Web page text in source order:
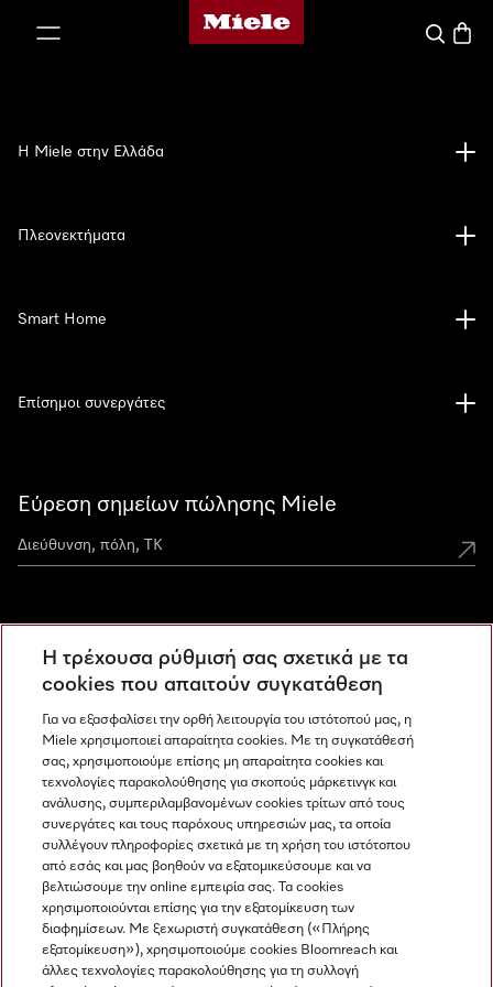
Αρχική σελίδα της Miele
Εύρεση σημείων πώλησης Miele
Ανακαλύψτε τα Miele Experience Center
Newsletter
Η Miele στην Ελλάδα
Πλεονεκτήματα
Smart Home
Επίσημοι συνεργάτες
Miele στο Instagram
Miele στο Facebook
Miele στο Youtube
Η τρέχουσα ρύθμισή σας σχετικά με τα
cookies που απαιτούν συγκατάθεση
Για να εξασφαλίσει την ορθή λειτουργία του ιστότοπού μας, η
Miele χρησιμοποιεί απαραίτητα cookies. Με τη συγκατάθεσή
σας, χρησιμοποιούμε επίσης μη απαραίτητα cookies και
τεχνολογίες παρακολούθησης για σκοπούς μάρκετινγκ και
ανάλυσης, συμπεριλαμβανομένων cookies τρίτων από τους
συνεργάτες και τους παρόχους υπηρεσιών μας, τα οποία
συλλέγουν πληροφορίες σχετικά με τη χρήση του ιστότοπου
από εσάς και μας βοηθούν να εξατομικεύσουμε και να
βελτιώσουμε την online εμπειρία σας. Τα cookies
χρησιμοποιούνται επίσης για την εξατομίκευση των
διαφημίσεων. Με ξεχωριστή συγκατάθεση («Πλήρης
εξατομίκευση»), χρησιμοποιούμε cookies Bloomreach και
άλλες τεχνολογίες παρακολούθησης για τη συλλογή